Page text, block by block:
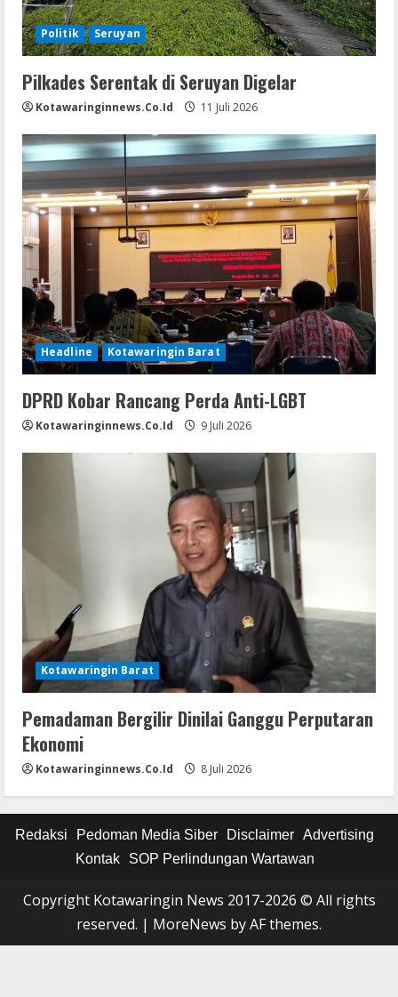
Politik Seruyan
Pilkades Serentak di Seruyan Digelar
Kotawaringinnews.co.id 11 Juli 2026
Headline Kotawaringin Barat
DPRD Kobar Rancang Perda Anti-LGBT
Kotawaringinnews.co.id 9 Juli 2026
Kotawaringin Barat
Pemadaman Bergilir Dinilai Ganggu Perputaran
Ekonomi
Kotawaringinnews.co.id 8 Juli 2026
Redaksi Pedoman Media Siber Disclaimer Advertising
Kontak
SOP Perlindungan Wartawan
Copyright Kotawaringin News 2017-2026 © All rights
reserved. | MoreNews by AF themes.